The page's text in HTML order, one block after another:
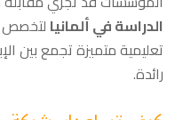
الدراسة في ألمانيا لتخصص
تعليمية متميزة تجمع بين
رائدة.